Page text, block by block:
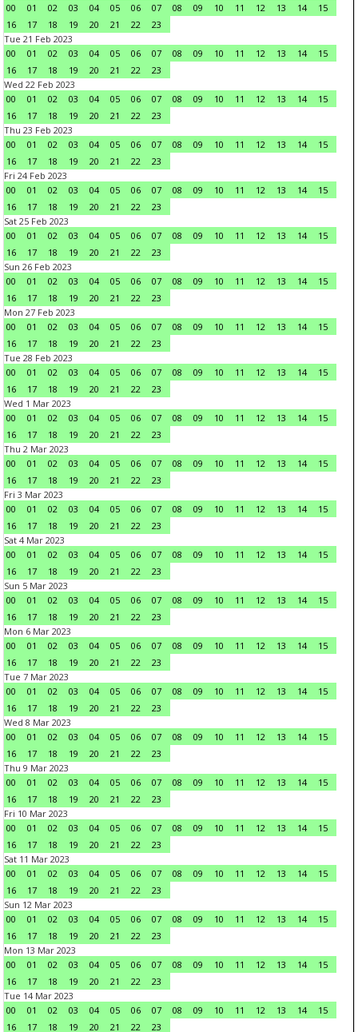
00
01 02 03 04 05 06 07 08 09 10 11 12 13 14
15
16
17 18 19 20 21 22
23
Tue 21 Feb 2023
00
01 02 03 04 05 06 07 08 09 10 11 12 13 14
15
16
17 18 19 20 21 22
23
Wed 22 Feb 2023
00
01 02 03 04 05 06 07 08 09 10 11 12 13 14
15
16
17 18 19 20 21 22
23
Thu 23 Feb 2023
00
01 02 03 04 05 06 07 08 09 10 11 12 13 14
15
16
17 18 19 20 21 22
23
Fri 24 Feb 2023
00
01 02 03 04 05 06 07 08 09 10 11 12 13 14
15
16
17 18 19 20 21 22
23
Sat 25 Feb 2023
00
01 02 03 04 05 06 07 08 09 10 11 12 13 14
15
16
17 18 19 20 21 22
23
Sun 26 Feb 2023
00
01 02 03 04 05 06 07 08 09 10 11 12 13 14
15
16
17 18 19 20 21 22
23
Mon 27 Feb 2023
00
01 02 03 04 05 06 07 08 09 10 11 12 13 14
15
16
17 18 19 20 21 22
23
Tue 28 Feb 2023
00
01 02 03 04 05 06 07 08 09 10 11 12 13 14
15
16
17 18 19 20 21 22
23
Wed 1 Mar 2023
00
01 02 03 04 05 06 07 08 09 10 11 12 13 14
15
16
17 18 19 20 21 22
23
Thu 2 Mar 2023
00
01 02 03 04 05 06 07 08 09 10 11 12 13 14
15
16
17 18 19 20 21 22
23
Fri 3 Mar 2023
00
01 02 03 04 05 06 07 08 09 10 11 12 13 14
15
16
17 18 19 20 21 22
23
Sat 4 Mar 2023
00
01 02 03 04 05 06 07 08 09 10 11 12 13 14
15
16
17 18 19 20 21 22
23
Sun 5 Mar 2023
00
01 02 03 04 05 06 07 08 09 10 11 12 13 14
15
16
17 18 19 20 21 22
23
Mon 6 Mar 2023
00
01 02 03 04 05 06 07 08 09 10 11 12 13 14
15
16
17 18 19 20 21 22
23
Tue 7 Mar 2023
00
01 02 03 04 05 06 07 08 09 10 11 12 13 14
15
16
17 18 19 20 21 22
23
Wed 8 Mar 2023
00
01 02 03 04 05 06 07 08 09 10 11 12 13 14
15
16
17 18 19 20 21 22
23
Thu 9 Mar 2023
00
01 02 03 04 05 06 07 08 09 10 11 12 13 14
15
16
17 18 19 20 21 22
23
Fri 10 Mar 2023
00
01 02 03 04 05 06 07 08 09 10 11 12 13 14
15
16
17 18 19 20 21 22
23
Sat 11 Mar 2023
00
01 02 03 04 05 06 07 08 09 10 11 12 13 14
15
16
17 18 19 20 21 22
23
Sun 12 Mar 2023
00
01 02 03 04 05 06 07 08 09 10 11 12 13 14
15
16
17 18 19 20 21 22
23
Mon 13 Mar 2023
00
01 02 03 04 05 06 07 08 09 10 11 12 13 14
15
16
17 18 19 20 21 22
23
Tue 14 Mar 2023
00
01 02 03 04 05 06 07 08 09 10 11 12 13 14
15
16
17 18 19 20 21 22 23